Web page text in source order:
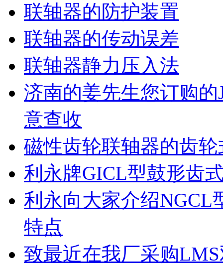
联轴器的防护装置
联轴器的传动误差
联轴器静力压入法
济南的姜先生您订购
意查收
磁性齿轮联轴器的齿
利永牌GICL型鼓形齿
利永向大家介绍NGCL
特点
致最近在我厂采购